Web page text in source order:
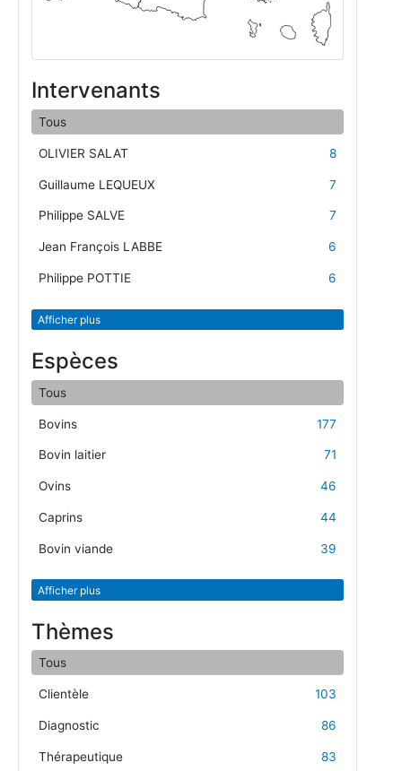
Intervenants
Tous
OLIVIER SALAT 8
Guillaume LEQUEUX 7
Philippe SALVE 7
Jean François LABBE 6
Philippe POTTIE 6
Afficher plus
Espèces
Tous
Bovins 177
Bovin laitier 71
Ovins 46
Caprins 44
Bovin viande 39
Afficher plus
Thèmes
Tous
Clientèle 103
Diagnostic 86
Thérapeutique 83